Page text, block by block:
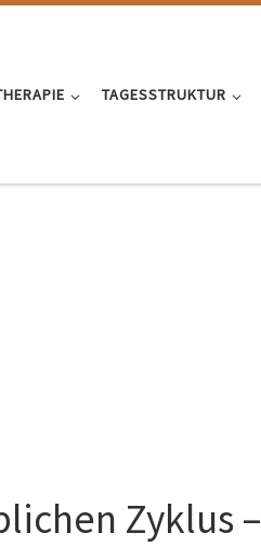
TAGESSTRUKTUR
Zyklus –